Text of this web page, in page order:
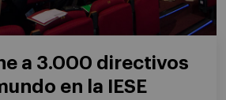
a 3.000 directivos
en la IESE